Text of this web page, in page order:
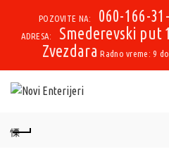
POZOVITE NA: 060-166-
ADRESA:
Smederevski put
Zvezdara Radno vreme: 9